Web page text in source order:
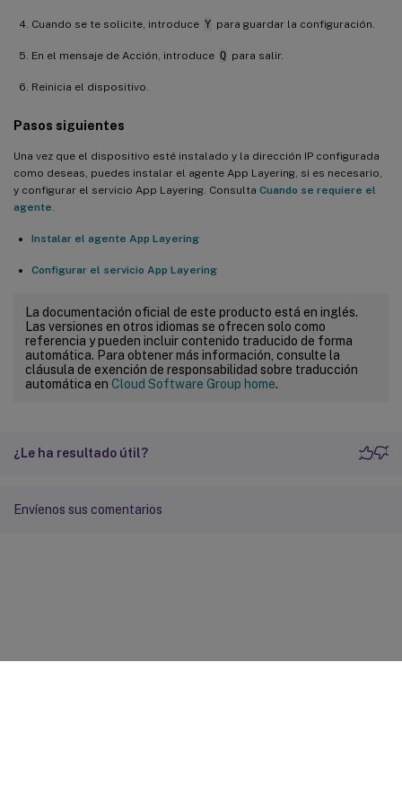
Cuando se te solicite, introduce Y para guardar la configuración.
En el mensaje de Acción, introduce Q para salir.
Reinicia el dispositivo.
Pasos siguientes
Una vez que el dispositivo esté instalado y la dirección IP configurada
como deseas, puedes instalar el agente App Layering, si es necesario,
y configurar el servicio App Layering. Consulta Cuando se requiere el
agente
Instalar el agente App Layering
Configurar el servicio App Layering
La documentación oficial de este producto está en inglés.
Las versiones en otros idiomas se ofrecen solo como
referencia y pueden incluir contenido traducido de forma
automática. Para obtener más información, consulte la
cláusula de exención de responsabilidad sobre traducción
automática en Cloud Software Group home.
¿Le ha resultado útil?
Envíenos sus comentarios